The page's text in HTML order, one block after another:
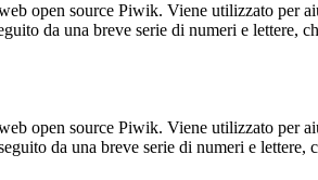
open source Piwik. Viene utilizzato per
da una breve serie di numeri e lettere,
open source Piwik. Viene utilizzato per
da una breve serie di numeri e